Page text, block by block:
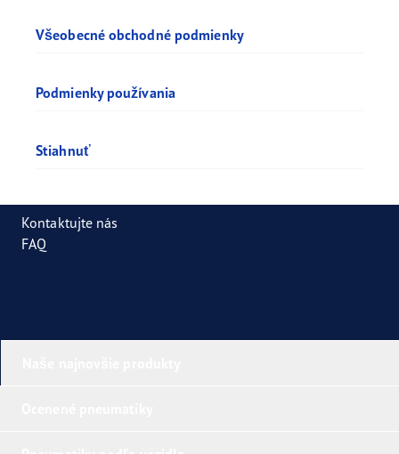
Všeobecné obchodné podmienky
Podmienky používania
Stiahnuť
Kontaktujte nás
FAQ